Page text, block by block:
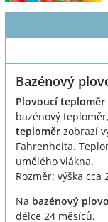
Bazénový
Plovoucí teploměr
bazénový
teploměr zobrazí
Fahrenheita.
umělého vlákna.
Rozměr: výška cca
Na bazénový
délce 24 měsíců.